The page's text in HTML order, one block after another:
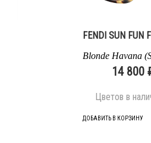
FENDI SUN FUN
Blonde Havana
14 800
Цветов в
ДОБАВИТЬ В КОРЗИНУ